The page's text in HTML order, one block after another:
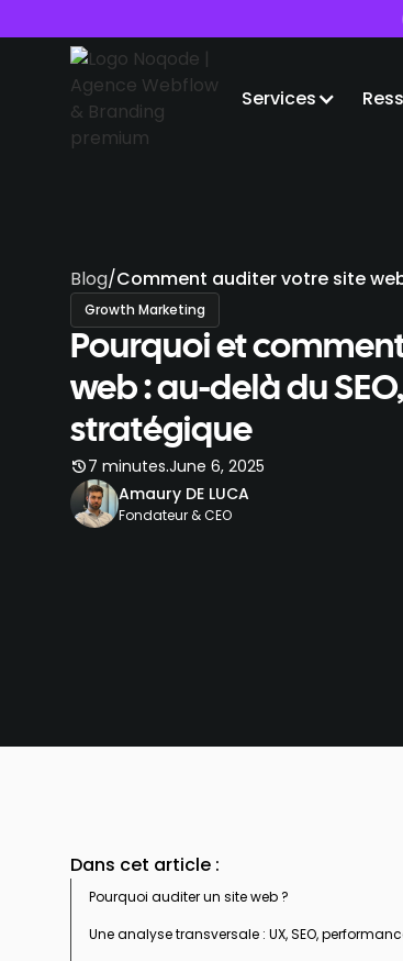
Services
Blog/Comment auditer votre site
Growth Marketing
Pourquoi et
web : au-delà du
stratégique
7 minutes.June 6, 2025
Amaury DE LUCA
Fondateur & CEO
Dans cet article :
Pourquoi auditer un site web ?
Une analyse transversale : UX, SEO,